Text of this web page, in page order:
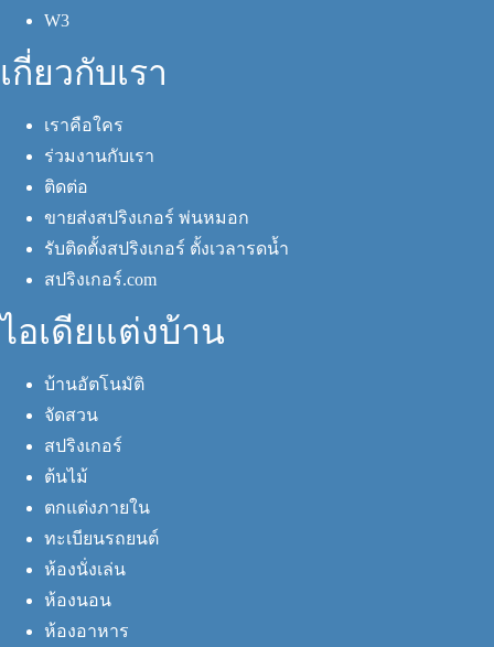
W3
เกี่ยวกับเรา
เราคือใคร
ร่วมงานกับเรา
ติดต่อ
ขายส่งสปริงเกอร์ พ่นหมอก
รับติดตั้งสปริงเกอร์ ตั้งเวลารดน้ำ
สปริงเกอร์.com
ไอเดียแต่งบ้าน
บ้านอัตโนมัติ
จัดสวน
สปริงเกอร์
ต้นไม้
ตกแต่งภายใน
ทะเบียนรถยนต์
ห้องนั่งเล่น
ห้องนอน
ห้องอาหาร